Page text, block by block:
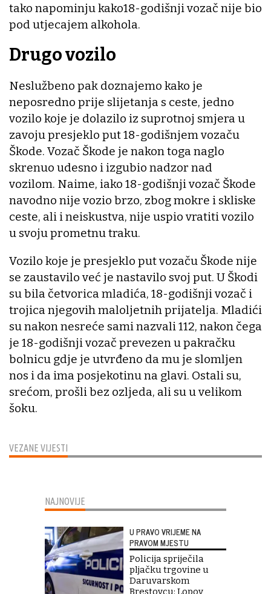
VEZANE VIJESTI
tako napominju kako18-godišnji vozač nije bio
pod utjecajem alkohola.
Drugo vozilo
Neslužbeno pak doznajemo kako je
neposredno prije slijetanja s ceste, jedno
vozilo koje je dolazilo iz suprotnoj smjera u
zavoju presjeklo put 18-godišnjem vozaču
Škode. Vozač Škode je nakon toga naglo
skrenuo udesno i izgubio nadzor nad
vozilom. Naime, iako 18-godišnji vozač Škode
navodno nije vozio brzo, zbog mokre i skliske
ceste, ali i neiskustva, nije uspio vratiti vozilo
u svoju prometnu traku.
Vozilo koje je presjeklo put vozaču Škode nije
se zaustavilo već je nastavilo svoj put. U Škodi
su bila četvorica mladića, 18-godišnji vozač i
trojica njegovih maloljetnih prijatelja. Mladići
su nakon nesreće sami nazvali 112, nakon čega
je 18-godišnji vozač prevezen u pakračku
bolnicu gdje je utvrđeno da mu je slomljen
nos i da ima posjekotinu na glavi. Ostali su,
srećom, prošli bez ozljeda, ali su u velikom
šoku.
NAJNOVIJE
U PRAVO VRIJEME NA
PRAVOM MJESTU
Policija spriječila
pljačku trgovine u
Daruvarskom
Brestovcu: Lopov